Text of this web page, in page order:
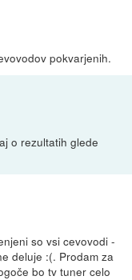
pokvarjenih.
o rezultatih glede
so vsi cevovodi -
deluje :(. Prodam za
bo tv tuner celo